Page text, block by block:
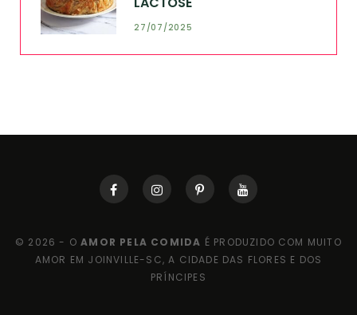
27/07/2025
© 2026 - OAMOR PELA COMIDA É PRODUZIDO COM MUITO
AMOR EM JOINVILLE-SC, A CIDADE DAS FLORES E DOS
PRÍNCIPES